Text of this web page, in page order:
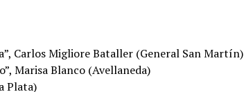
Carlos Migliore Bataller (General San Martín)
Marisa Blanco (Avellaneda)
Plata)